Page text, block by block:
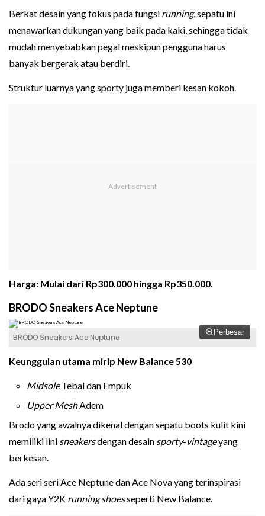
Berkat desain yang fokus pada fungsi running, sepatu ini
menawarkan dukungan yang baik pada kaki, sehingga tidak
mudah menyebabkan pegal meskipun pengguna harus
banyak bergerak atau berdiri.
Struktur luarnya yang sporty juga memberi kesan kokoh.
Harga: Mulai dari Rp300.000 hingga Rp350.000.
BRODO Sneakers Ace Neptune
Perbesar
BRODO Sneakers Ace Neptune
Keunggulan utama mirip New Balance 530
MidsoleTebal dan Empuk
Upper MeshAdem
Brodo yang awalnya dikenal dengan sepatu boots kulit kini
memiliki lini sneakersdengan desain sporty-vintageyang
berkesan.
Ada seri seri Ace Neptune dan Ace Nova yang terinspirasi
dari gaya Y2K running shoesseperti New Balance.